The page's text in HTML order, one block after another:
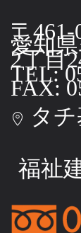
〒461-
愛知
2丁目
TEL:
FAX:
タ
福祉